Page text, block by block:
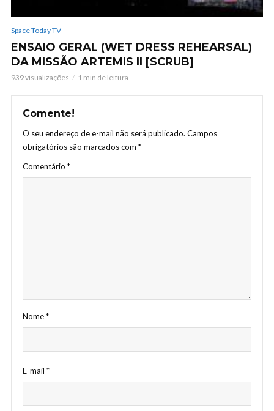
Space Today TV
ENSAIO GERAL (WET DRESS REHEARSAL)
DA MISSÃO ARTEMIS II [SCRUB]
939 visualizações 1 min de leitura
Comente!
O seu endereço de e-mail não será publicado. Campos
obrigatórios são marcados com *
Comentário *
Nome*
E-mail *